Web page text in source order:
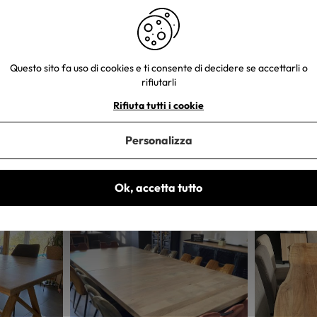
foto. Un piccolo regalo ti sarà inviato entro 48-72 ore
Questo sito fa uso di cookies e ti consente di decidere se accettarli o
rifiutarli
Ok, accetta tutto
Rifiuta tutti i cookie
Personalizza